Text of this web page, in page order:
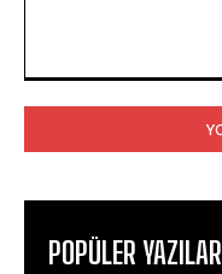
POPÜLER YAZILAR